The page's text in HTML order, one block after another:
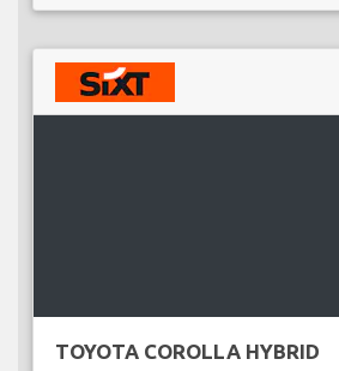
TOYOTA COROLLA HYBRID